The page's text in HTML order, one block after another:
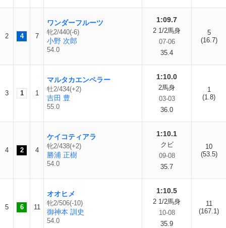
2 4 7
ワンダーフルーツ
牝2/440(-6)
小野 次郎
54.0
1:09.7
2 1/2馬身
07-06
35.4
5
(16.7)
3 1 1
マルタカエンペラー
牡2/434(+2)
吉田 豊
55.0
1:10.0
2馬身
03-03
36.0
1
(1.8)
4 2 4
ケイコティアラ
牝2/438(+2)
勝浦 正樹
54.0
1:10.1
クビ
09-08
35.7
10
(53.5)
5 6 11
オオヒメ
牝2/506(-10)
御神本 訓史
54.0
1:10.5
2 1/2馬身
10-08
35.9
11
(167.1)